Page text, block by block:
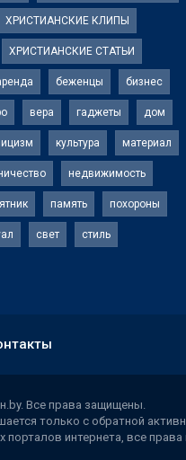
ХРИСТИАНСКИЕ КЛИПЫ
ХРИСТИАНСКИЕ СТАТЬИ
беженцы бизнес
вера гаджеты дом
культура материал
недвижимость
память похороны
свет стиль
Все права защищены.
только с обратной
интернета, все